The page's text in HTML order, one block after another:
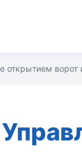
открытием ворот